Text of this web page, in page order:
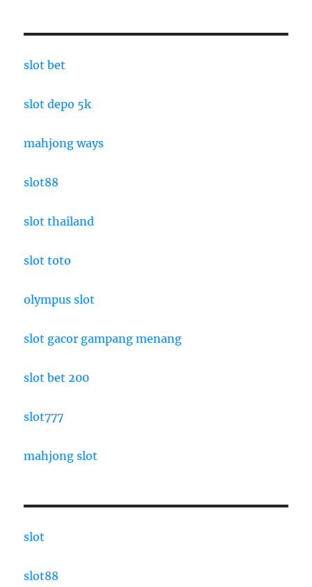
slot bet
slot depo 5k
mahjong ways
slot88
slot thailand
slot toto
olympus slot
slot gacor gampang menang
slot bet 200
slot777
mahjong slot
slot
slot88